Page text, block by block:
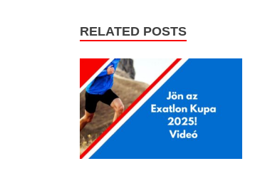
RELATED POSTS